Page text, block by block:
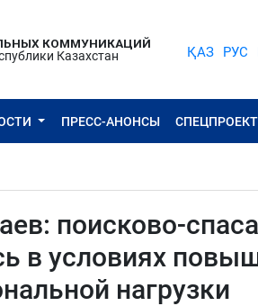
КОММУНИКАЦИЙ
Казахстан
ҚАЗ РУС
ПРЕСС-АНОНСЫ
поисково-
в условиях
нагрузки